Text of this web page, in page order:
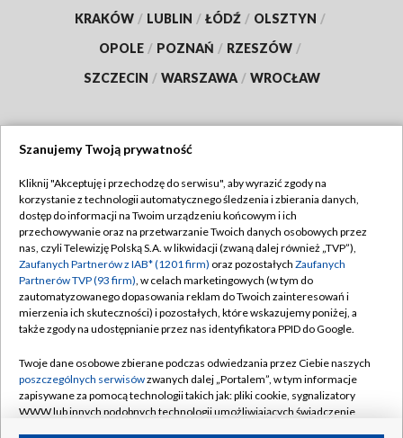
KRAKÓW / LUBLIN / ŁÓDŹ / OLSZTYN /
OPOLE / POZNAŃ / RZESZÓW /
SZCZECIN / WARSZAWA / WROCŁAW
TVP
Abonament TVP
Emisja w TVP
Centrum informacji TVP
Naziemna Telewizja Cyfrowa
Rada Programowa
System NOS
Informacje o nadawcy
Regulamin TVP
Polityka prywatności
Moje zgody
Pomoc
Kontakt
Szanujemy Twoją prywatność
Kliknij "Akceptuję i przechodzę do serwisu", aby wyrazić zgody na
korzystanie z technologii automatycznego śledzenia i zbierania danych,
dostęp do informacji na Twoim urządzeniu końcowym i ich
przechowywanie oraz na przetwarzanie Twoich danych osobowych przez
nas, czyli Telewizję Polską S.A. w likwidacji (zwaną dalej również „TVP”),
Zaufanych Partnerów z IAB* (1201 firm) oraz pozostałych Zaufanych
Partnerów TVP (93 firm), w celach marketingowych (w tym do
zautomatyzowanego dopasowania reklam do Twoich zainteresowań i
mierzenia ich skuteczności) i pozostałych, które wskazujemy poniżej, a
także zgody na udostępnianie przez nas identyfikatora PPID do Google.
Twoje dane osobowe zbierane podczas odwiedzania przez Ciebie naszych
poszczególnych serwisówzwanych dalej „Portalem”, w tym informacje
zapisywane za pomocą technologii takich jak: pliki cookie, sygnalizatory
WWW lub innych podobnych technologii umożliwiających świadczenie